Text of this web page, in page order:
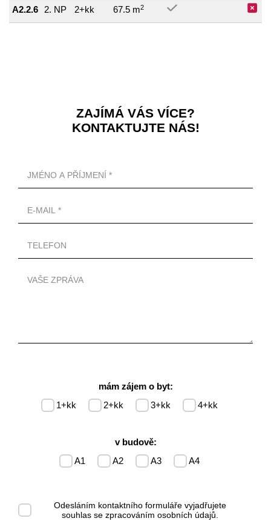
A2.2.6 2. NP 2+kk 67.5 m2
ZAJÍMÁ VÁS VÍCE?
KONTAKTUJTE NÁS!
mám zájem o byt:
1+kk 2+kk 3+kk 4+kk
v budově:
A1 A2 A3 A4
Odesláním kontaktního formuláře vyjadřujete
souhlas se zpracováním osobních údajů